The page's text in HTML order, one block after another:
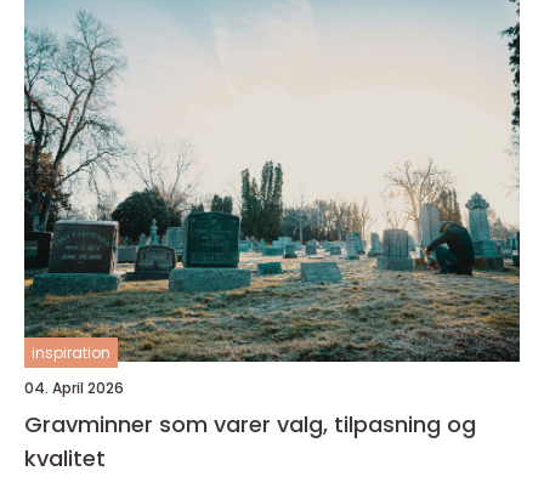
inspiration
04. April 2026
Gravminner som varer valg, tilpasning og
kvalitet